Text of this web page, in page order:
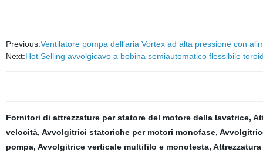
Previous:Ventilatore pompa dell′aria Vortex ad alta pressione con
Next:Hot Selling avvolgicavo a bobina semiautomatico flessibile
Fornitori di attrezzature per statore del motore della lavatrice,
velocità, Avvolgitrici statoriche per motori monofase,
pompa, Avvolgitrice verticale multifilo e monotesta,